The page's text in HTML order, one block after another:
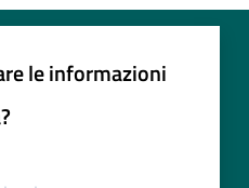
le informazioni